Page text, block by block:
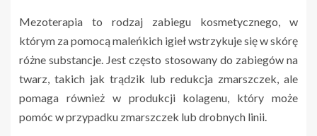
Mezoterapia to rodzaj zabiegu kosmetycznego, w
którym za pomocą maleńkich igieł wstrzykuje się w skórę
różne substancje. Jest często stosowany do zabiegów na
twarz, takich jak trądzik lub redukcja zmarszczek, ale
pomaga również w produkcji kolagenu, który może
pomóc w przypadku zmarszczek lub drobnych linii.